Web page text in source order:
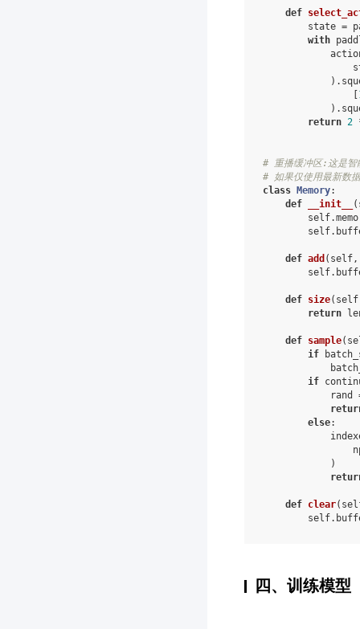
def
state =
with
) .
[
) .
return 2
# 重播缓冲区:这是智
# 如果仅使用最新数
class Memory:
def
__init__ (
self.
self.
def add ( self ,
self.
def size( self
return
def sample(
if
if
rand
else:
)
def clear(
self.
四、训练模型